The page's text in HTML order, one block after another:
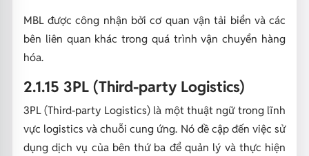
MBL được công nhận bởi cơ quan vận tải biển và các
bên liên quan khác trong quá trình vận chuyển hàng
hóa.
2.1.15 3PL (Third-party Logistics)
3PL (Third-party Logistics) là một thuật ngữ trong lĩnh
vực logistics và chuỗi cung ứng. Nó đề cập đến việc sử
dụng dịch vụ của bên thứ ba để quản lý và thực hiện